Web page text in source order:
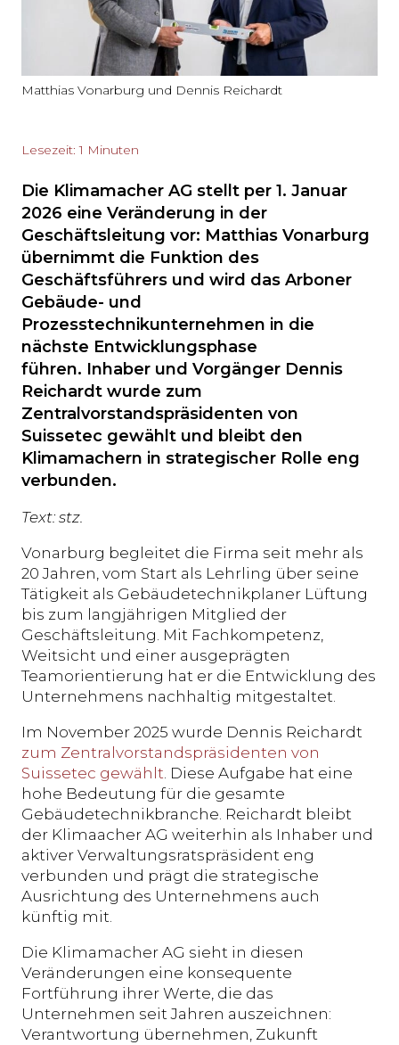
Matthias Vonarburg und Dennis Reichardt
Lesezeit: 1 Minuten
Die Klimamacher AG stellt per 1. Januar
2026 eine Veränderung in der
Geschäftsleitung vor: Matthias Vonarburg
übernimmt die Funktion des
Geschäftsführers und wird das Arboner
Gebäude- und
Prozesstechnikunternehmen in die
nächste Entwicklungsphase
führen. Inhaber und Vorgänger Dennis
Reichardt wurde zum
Zentralvorstandspräsidenten von
Suissetec gewählt und bleibt den
Klimamachern in strategischer Rolle eng
verbunden.
Text: stz.
Vonarburg begleitet die Firma seit mehr als
20 Jahren, vom Start als Lehrling über seine
Tätigkeit als Gebäudetechnikplaner Lüftung
bis zum langjährigen Mitglied der
Geschäftsleitung. Mit Fachkompetenz,
Weitsicht und einer ausgeprägten
Teamorientierung hat er die Entwicklung des
Unternehmens nachhaltig mitgestaltet.
Im November 2025 wurde Dennis Reichardt
zum Zentralvorstandspräsidenten von
Suissetec gewählt. Diese Aufgabe hat eine
hohe Bedeutung für die gesamte
Gebäudetechnikbranche. Reichardt bleibt
der Klimaacher AG weiterhin als Inhaber und
aktiver Verwaltungsratspräsident eng
verbunden und prägt die strategische
Ausrichtung des Unternehmens auch
künftig mit.
Die Klimamacher AG sieht in diesen
Veränderungen eine konsequente
Fortführung ihrer Werte, die das
Unternehmen seit Jahren auszeichnen:
Verantwortung übernehmen, Zukunft